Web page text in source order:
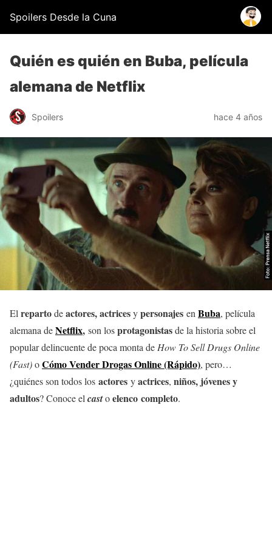
Spoilers Desde la Cuna
Quién es quién en Buba, película
alemana de Netflix
Spoilers hace 4 años
El repartodeactores, actricesypersonajes en Buba, película
alemana deNetflix, son losprotagonistasde la historia sobre el
popular delincuente de poca monta de How To Sell Drugs Online
(Fast)oCómo Vender Drogas Online (Rápido), pero…
¿quiénes son todos los actores yactrices, niños, jóvenes y
adultos? Conoce el castoelenco completo.